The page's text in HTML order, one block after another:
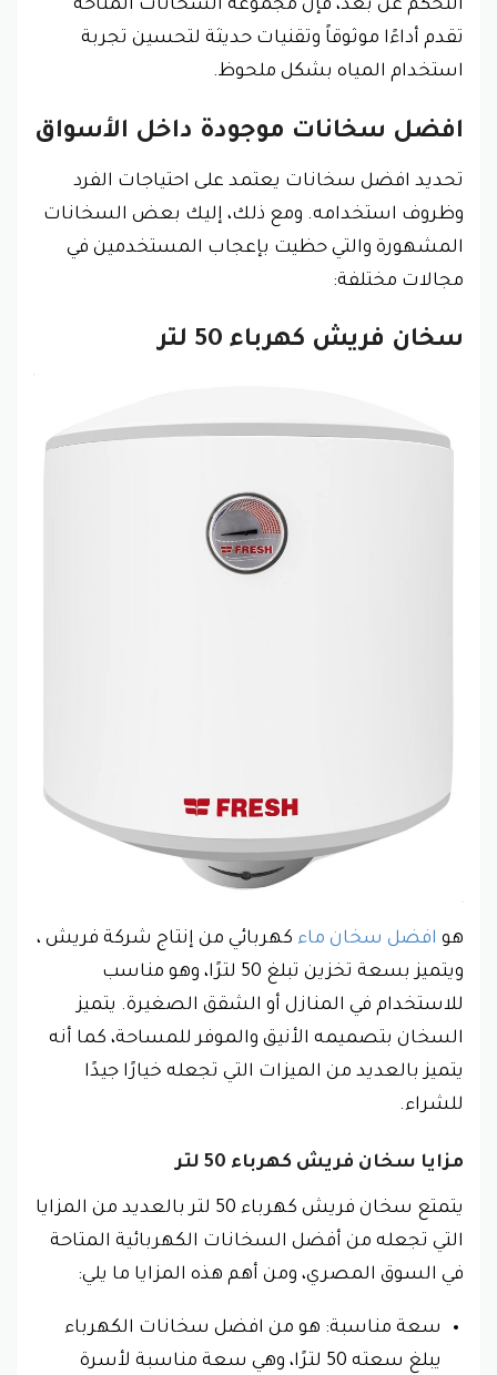
التحكم عن بُعد، فإن مجموعة السخانات المتاحة
تقدم أداءًا موثوقاً وتقنيات حديثة لتحسين تجربة
استخدام المياه بشكل ملحوظ.
افضل سخانات موجودة داخل الأسواق
تحديد افضل سخانات يعتمد على احتياجات الفرد
وظروف استخدامه. ومع ذلك، إليك بعض السخانات
المشهورة والتي حظيت بإعجاب المستخدمين في
مجالات مختلفة:
سخان فريش كهرباء 50 لتر
هو افضل سخان ماء كهربائي من إنتاج شركة فريش ،
ويتميز بسعة تخزين تبلغ 50 لترًا، وهو مناسب
للاستخدام في المنازل أو الشقق الصغيرة. يتميز
السخان بتصميمه الأنيق والموفر للمساحة، كما أنه
يتميز بالعديد من الميزات التي تجعله خيارًا جيدًا
للشراء.
مزايا سخان فريش كهرباء 50 لتر
يتمتع سخان فريش كهرباء 50 لتر بالعديد من المزايا
التي تجعله من أفضل السخانات الكهربائية المتاحة
في السوق المصري، ومن أهم هذه المزايا ما يلي:
سعة مناسبة: هو من افضل سخانات الكهرباء
يبلغ سعته 50 لترًا، وهي سعة مناسبة لأسرة